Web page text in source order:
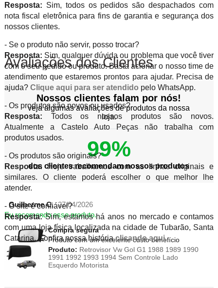
Resposta: Sim, todos os pedidos são despachados com
nota fiscal eletrônica para fins de garantia e segurança dos
nossos clientes.
- Se o produto não servir, posso trocar?
Resposta: Sim, qualquer dúvida ou problema que você tiver
com o seu pedido ou produto. Basta acionar o nosso time de
atendimento que estaremos prontos para ajudar. Precisa de
ajuda? Clique aqui para ser atendido pelo WhatsApp.
- Os produtos são novos ou usados?
Resposta: Todos os nossos produtos são novos.
Atualmente a Castelo Auto Peças não trabalha com
produtos usados.
- Os produtos são originais?
Resposta:Hoje trabalhamos com as linhas originais e
similares. O cliente poderá escolher o que melhor lhe
atender.
- O site é confiável?
Resposta:Sim, estamos há anos no mercado e contamos
com uma loja física localizada na cidade de Tubarão, Santa
Catarina. Confira nossa históriaclicando aqui.
Avaliações dos Clientes
Nossos clientes falam por nós!
veja algumas avaliações de produtos da nossa
loja.
99%
dos clientes recomendam nossos produtos
Guilherme C. 27/04/2026
Eu recomendo esse produto.
Compra segura
Produto com um excelente custo benefício
Produto: Retrovisor Vw Gol G1 1988 1989 1990
1991 1992 1993 1994 Sem Controle Lado
Esquerdo Motorista